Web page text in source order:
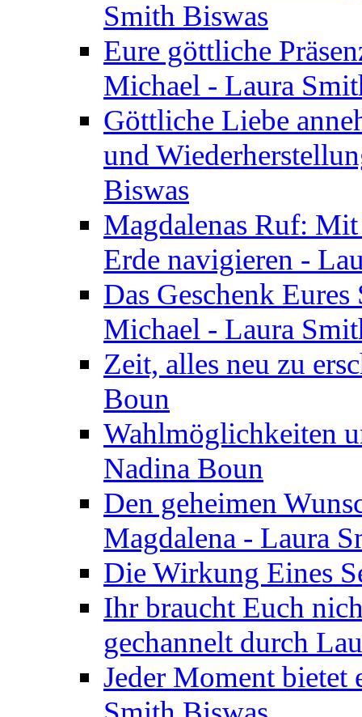
Smith Biswas
Eure göttliche
Michael - Laura
Göttliche Liebe
und
Biswas
Magdalenas Ruf:
Erde navigieren -
Das Geschenk
Michael - Laura
Zeit, alles neu zu
Boun
Wahlmöglichkeiten
Nadina Boun
Den geheimen
Magdalena - Laura
Die Wirkung Eines
Ihr braucht Euch
gechannelt durch
Jeder Moment bietet